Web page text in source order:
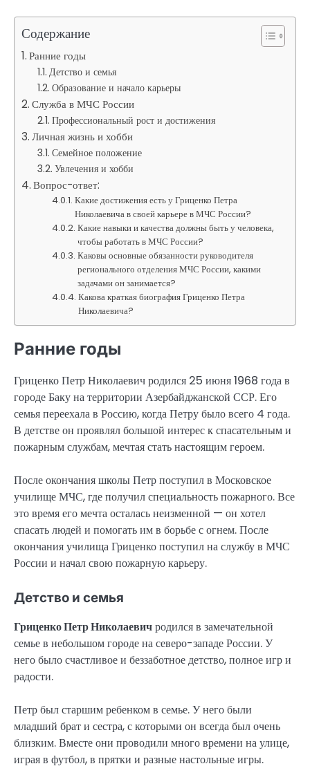
Содержание
Ранние годы
Детство и семья
Образование и начало карьеры
Служба в МЧС России
Профессиональный рост и достижения
Личная жизнь и хобби
Семейное положение
Увлечения и хобби
Вопрос-ответ:
Какие достижения есть у Гриценко Петра
Николаевича в своей карьере в МЧС России?
Какие навыки и качества должны быть у человека,
чтобы работать в МЧС России?
Каковы основные обязанности руководителя
регионального отделения МЧС России, какими
задачами он занимается?
Какова краткая биография Гриценко Петра
Николаевича?
Ранние годы
Гриценко Петр Николаевич родился 25 июня 1968 года в
городе Баку на территории Азербайджанской ССР. Его
семья переехала в Россию, когда Петру было всего 4 года.
В детстве он проявлял большой интерес к спасательным и
пожарным службам, мечтая стать настоящим героем.
После окончания школы Петр поступил в Московское
училище МЧС, где получил специальность пожарного. Все
это время его мечта осталась неизменной — он хотел
спасать людей и помогать им в борьбе с огнем. После
окончания училища Гриценко поступил на службу в МЧС
России и начал свою пожарную карьеру.
Детство и семья
Гриценко Петр Николаевичродился в замечательной
семье в небольшом городе на северо-западе России. У
него было счастливое и беззаботное детство, полное игр и
радости.
Петр был старшим ребенком в семье. У него были
младший брат и сестра, с которыми он всегда был очень
близким. Вместе они проводили много времени на улице,
играя в футбол, в прятки и разные настольные игры.